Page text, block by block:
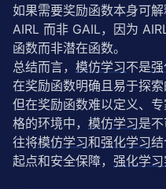
如果需要奖励函数本身可
AIRL 而非 GAIL，因为
函数而非潜在函数。
总结而言， 模仿学习不是
在奖励函数明确且易于探索
但在奖励函数难以定义、
格的环境中， 模仿学习是
往将模仿学习和强化学习
起点和安全保障， 强化学习